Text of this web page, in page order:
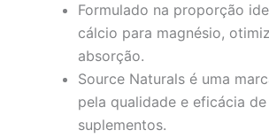
Formulado na proporção
cálcio para magnésio,
absorção.
Source Naturals é uma
pela qualidade e eficácia de
suplementos.